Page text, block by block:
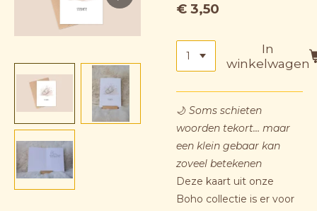
€ 3,50
In
winkelwagen
🌙 Soms schieten
woorden tekort… maar
een klein gebaar kan
zoveel betekenen
Deze kaart uit onze
Boho collectie is er voor